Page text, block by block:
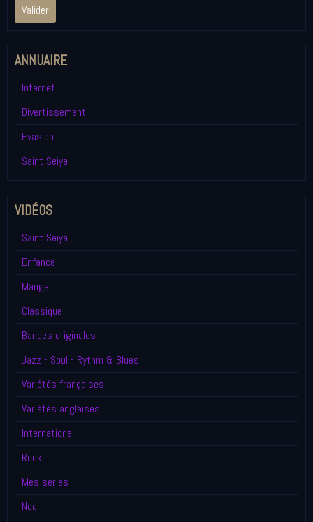
Valider
ANNUAIRE
Internet
Divertissement
Evasion
Saint Seiya
VIDÉOS
Saint Seiya
Enfance
Manga
Classique
Bandes originales
Jazz - Soul - Rythm & Blues
Variétés françaises
Variétés anglaises
International
Rock
Mes series
Noël